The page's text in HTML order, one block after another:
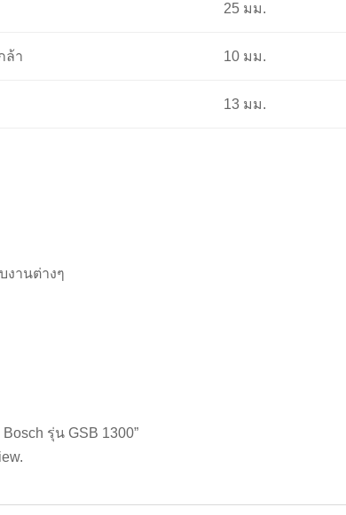
25 มม.
ล้า 10 มม.
13 มม.
งานต่างๆ
รุ่น GSB 1300”